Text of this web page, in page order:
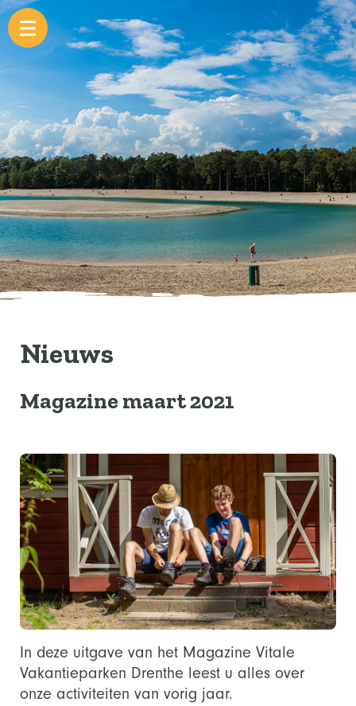
Nieuws
Magazine maart 2021
In deze uitgave van het Magazine Vitale
Vakantieparken Drenthe leest u alles over
onze activiteiten van vorig jaar.